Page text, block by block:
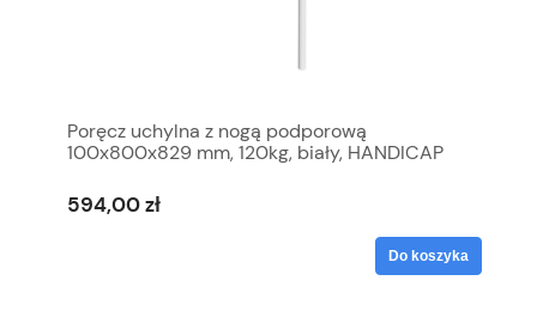
Poręcz uchylna z nogą podporową
100x800x829 mm, 120kg, biały, HANDICAP
594,00 zł
Do koszyka